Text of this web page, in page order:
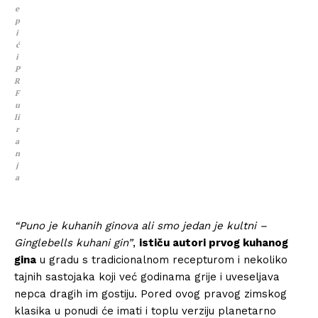
e
p
i
ć
i
P
R
F
u
li
r
a
n
j
a
“Puno je kuhanih ginova ali smo jedan je kultni –
Ginglebells kuhani gin”, ističu autori prvog kuhanog
gina u gradu s tradicionalnom recepturom i nekoliko
tajnih sastojaka koji već godinama grije i uveseljava
nepca dragih im gostiju. Pored ovog pravog zimskog
klasika u ponudi će imati i toplu verziju planetarno